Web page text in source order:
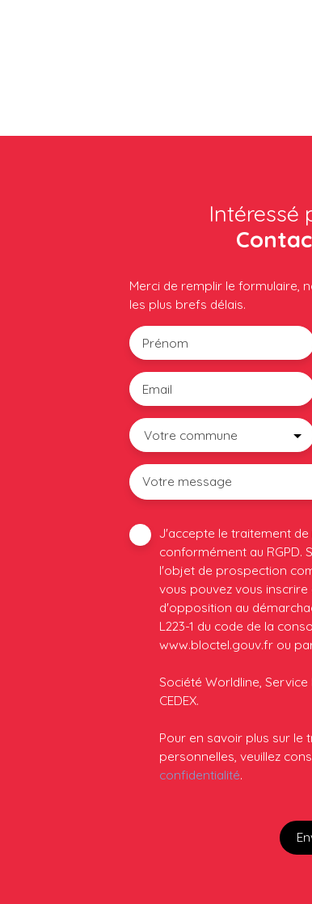
Intéressé
Merci de remplir le formulaire,
les plus brefs délais.
Prénom
Email
Votre commune
Votre message
J'accepte le traitement
conformément au RGPD.
l'objet de prospection
vous pouvez vous
d'opposition au
L223-1 du code de la
www.bloctel.gouv.fr ou
Société Worldline, Service
CEDEX.
Pour en savoir plus sur le
personnelles, veuillez
confidentialité.